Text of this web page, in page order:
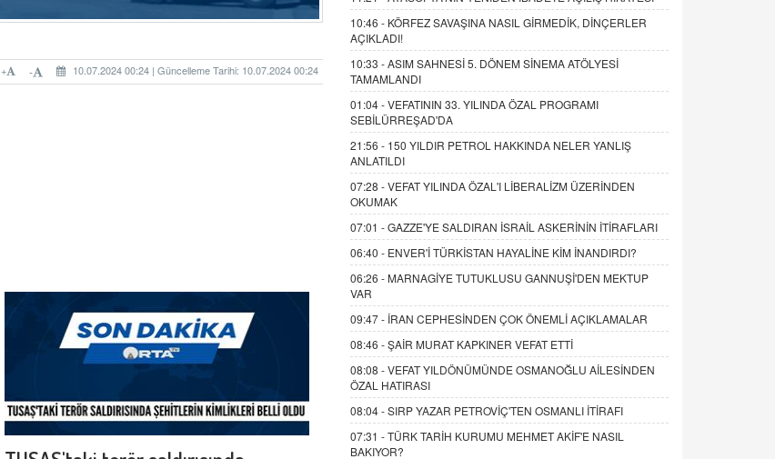
10.07.2024 00:24 | Güncelleme Tarihi: 10.07.2024 00:24
-
+
10:46 - KÖRFEZ SAVAŞINA NASIL GİRMEDİK, DİNÇERLER
AÇIKLADI!
10:33 -ASIM SAHNESİ 5. DÖNEM SİNEMA ATÖLYESİ
TAMAMLANDI
01:04 -VEFATININ 33. YILINDA ÖZAL PROGRAMI
SEBİLÜRREŞAD'DA
21:56 - 150 YILDIR PETROL HAKKINDA NELER YANLIŞ
ANLATILDI
07:28 -VEFAT YILINDA ÖZAL'I LİBERALİZM ÜZERİNDEN
OKUMAK
07:01 -GAZZE'YE SALDIRAN İSRAİL ASKERİNİN İTİRAFLARI
06:40 - ENVER'İ TÜRKİSTAN HAYALİNE KİM İNANDIRDI?
06:26 - MARNAGİYE TUTUKLUSU GANNUŞİ'DEN MEKTUP
VAR
09:47 - İRAN CEPHESİNDEN ÇOK ÖNEMLİ AÇIKLAMALAR
08:46 -ŞAİR MURAT KAPKINER VEFAT ETTİ
08:08 -VEFAT YILDÖNÜMÜNDE OSMANOĞLU AİLESİNDEN
ÖZAL HATIRASI
08:04 -SIRP YAZAR PETROVİÇ'TEN OSMANLI İTİRAFI
07:31 -TÜRK TARİH KURUMU MEHMET AKİF'E NASIL
BAKIYOR?